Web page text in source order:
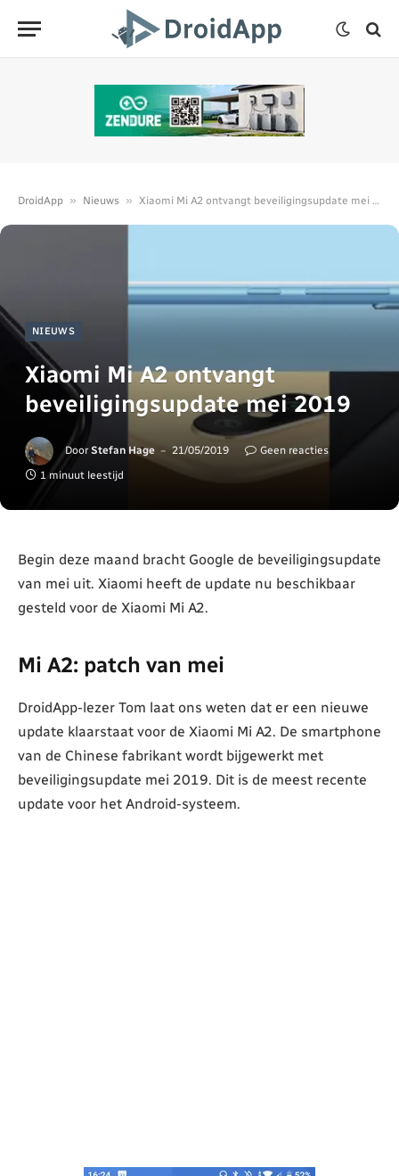
DroidApp » Nieuws » Xiaomi Mi A2 ontvangt beveiligingsupdate mei 2019
NIEUWS
Xiaomi Mi A2 ontvangt
beveiligingsupdate mei 2019
Door Stefan Hage 21/05/2019
Geen reacties
1 minuut leestijd
Begin deze maand bracht Google de beveiligingsupdate
van mei uit. Xiaomi heeft de update nu beschikbaar
gesteld voor de Xiaomi Mi A2.
Mi A2: patch van mei
DroidApp-lezer Tom laat ons weten dat er een nieuwe
update klaarstaat voor de Xiaomi Mi A2. De smartphone
van de Chinese fabrikant wordt bijgewerkt met
beveiligingsupdate mei 2019. Dit is de meest recente
update voor het Android-systeem.